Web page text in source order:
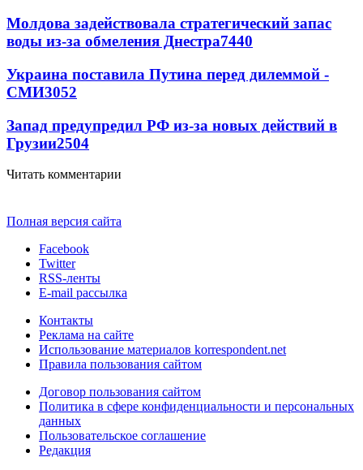
Молдова задействовала стратегический запас
воды из-за обмеления Днестра7440
Украина поставила Путина перед дилеммой -
СМИ3052
Запад предупредил РФ из-за новых действий в
Грузии2504
Читать комментарии
Полная версия сайта
Facebook
Twitter
RSS-ленты
E-mail рассылка
Контакты
Реклама на сайте
Использование материалов korrespondent.net
Правила пользования сайтом
Договор пользования сайтом
Политика в сфере конфиденциальности и персональных
данных
Пользовательское соглашение
Редакция